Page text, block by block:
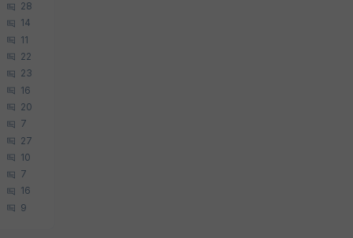
28
14
11
22
23
16
20
7
27
10
7
16
9